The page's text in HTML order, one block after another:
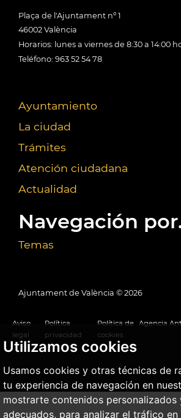
Utilizamos cookies
Usamos cookies y otras técnicas de
tu experiencia de navegación en
mostrarte contenidos personalizados
adecuados, para analizar el tráfico
Plaça de l'Ajuntament nº 1
46002 València
Horarios: lunes a viernes de 8:30 a 14:00
Teléfono: 963 52 54 78
Ayuntamiento
La ciudad
Trámites
Atención ciudadana
Actualidad
Navegación
Temas
Ajuntament de València © 2026
Aviso
legal
Política
privacidad
Política de
cookies
Agencia